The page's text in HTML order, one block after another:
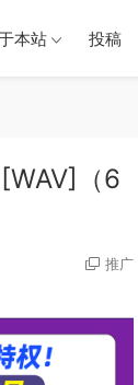
本站 投稿
（6
推广